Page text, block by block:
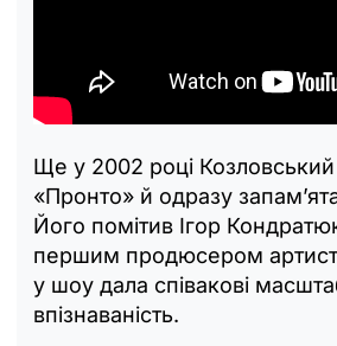
Ще у 2002 році
«Пронто» й одразу
Його помітив Ігор
першим продюсером
у шоу дала співакові
впізнаваність.